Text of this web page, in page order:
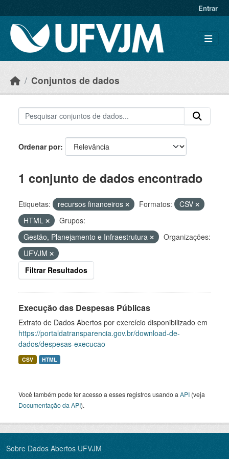
Entrar
Conjuntos de dados
Ordenar por
1 conjunto de dados encontrado
Etiquetas: recursos financeiros Formatos:
CSV
HTML
Grupos:
Gestão, Planejamento e Infraestrutura
Organizações:
UFVJM
Filtrar Resultados
Execução das Despesas Públicas
Extrato de Dados Abertos por exercício disponibilizado em
https://portaldatransparencia.gov.br/download-de-
dados/despesas-execucao
CSV HTML
Você também pode ter acesso a esses registros usando a API (veja
Documentação da API).
Sobre Dados Abertos UFVJM